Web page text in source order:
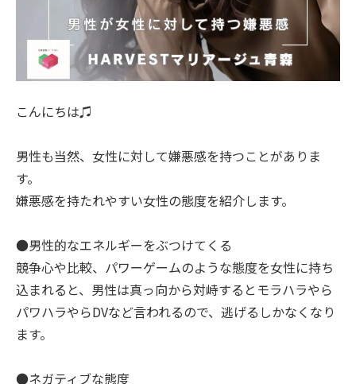
こんにちは♫
男性も当然、女性に対して嫌悪感を持つことがありま
す。
嫌悪感を持たれやすい女性の態度を紹介します。
●男性的なエネルギーをぶつけてくる
競争心や比較、パワーゲームのような態度を女性に持ち
込まれると、男性は真っ向から対峙するとモラハラやら
パワハラやらDVなど言われるので、逃げるしかなくなり
ます。
●ネガティブな態度